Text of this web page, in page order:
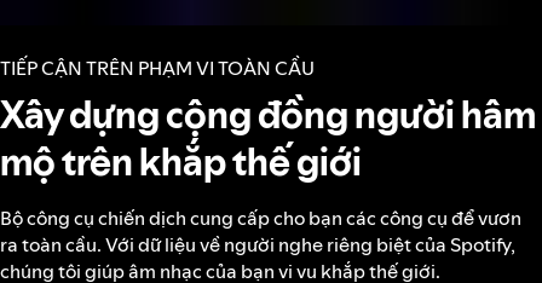
TIẾP CẬN TRÊN PHẠM VI TOÀN CẦU
Xây dựng cộng đồng người hâm
mộ trên khắp thế giới
Bộ công cụ chiến dịch cung cấp cho bạn các công cụ để vươn
ra toàn cầu. Với dữ liệu về người nghe riêng biệt của Spotify,
chúng tôi giúp âm nhạc của bạn vi vu khắp thế giới.